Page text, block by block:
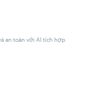
an toàn với AI tích hợp